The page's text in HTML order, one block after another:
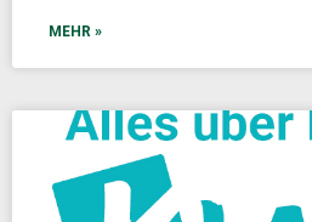
MEHR »